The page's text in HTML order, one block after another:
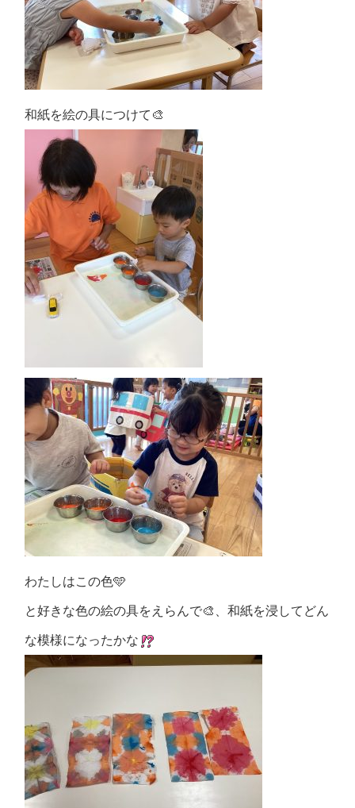
和紙を絵の具につけて🎨
わたしはこの色🩵
と好きな色の絵の具をえらんで🎨、和紙を浸してどん
な模様になったかな